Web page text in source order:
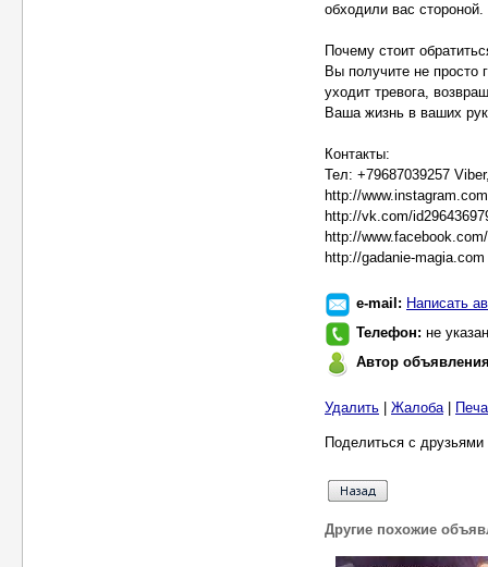
обходили вас стороной.
Почему стоит
Вы получите не просто
уходит тревога,
Ваша жизнь в ваших
Контакты:
Тел: +79687039257
http://
http://vk.com/
http://
http://gadanie-magia.com
e-mail: Написать
Телефон: не указан
Автор
Удалить Жалоба|
Поделиться с
Другие похожие